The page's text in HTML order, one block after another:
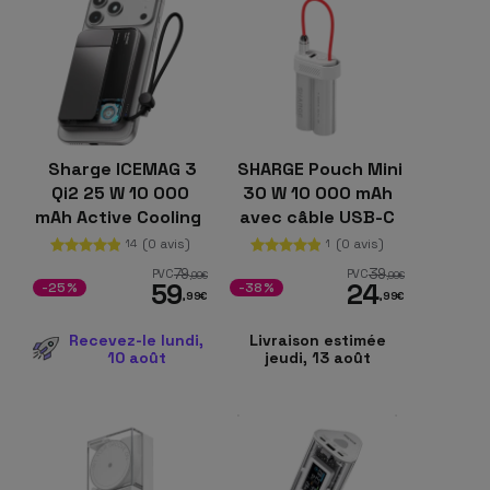
Sharge ICEMAG 3
Qi2 25 W 10 000
mAh Active Cooling
14 (0 avis)
PVC79,99€
59,99€
-25%
Recevez-le lundi,
10 août
SHARGE Pouch Mini
30 W 10 000 mAh
avec câble USB-C
intégré
1 (0 avis)
PVC39,99€
24,99€
-38%
Livraison estimée
jeudi, 13 août